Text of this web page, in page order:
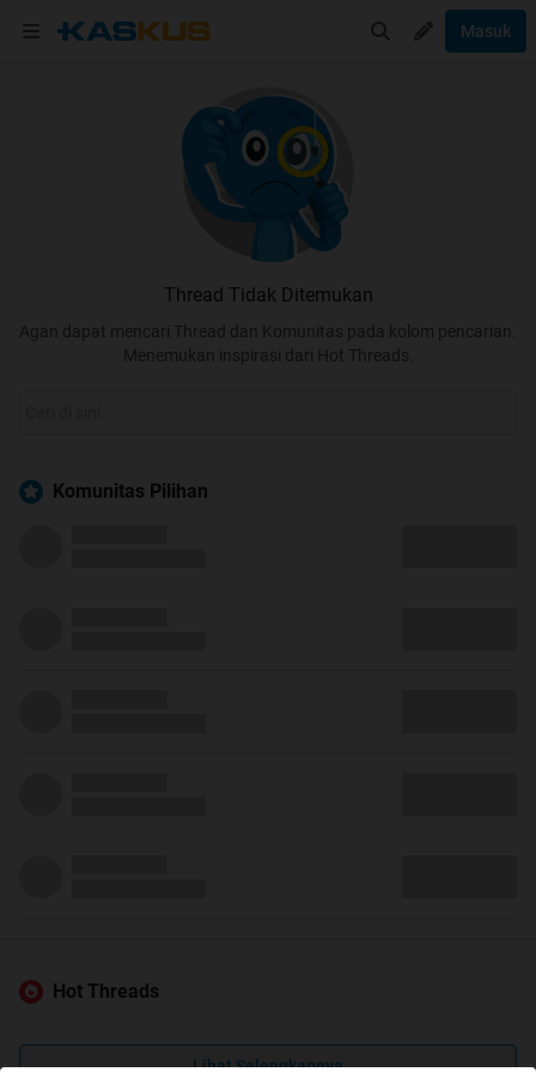
Masuk
Thread Tidak Ditemukan
Agan dapat mencari Thread dan Komunitas pada kolom pencarian.
Menemukan inspirasi dari Hot Threads.
Komunitas Pilihan
Hot Threads
Lihat Selengkapnya